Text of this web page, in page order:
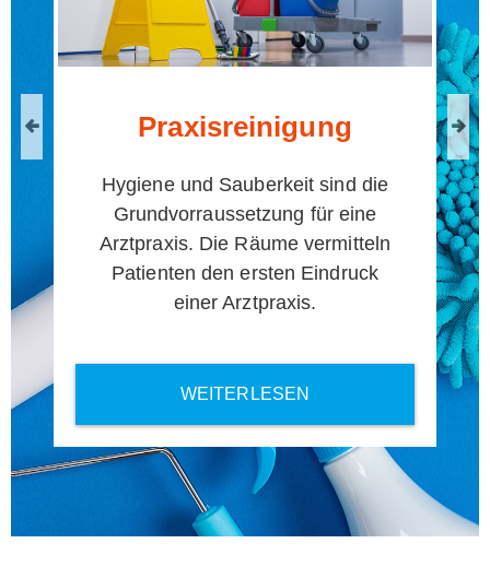
Praxisreinigung
Hygiene und Sauberkeit sind die
Grundvorraussetzung für eine
Arztpraxis. Die Räume vermitteln
Patienten den ersten Eindruck
einer Arztpraxis.
WEITERLESEN
Previous Next